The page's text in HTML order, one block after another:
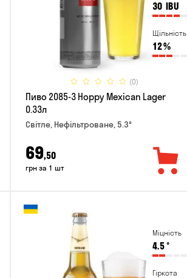
30 IBU
Щільність
12%
(0)
Пиво 2085-3 Hoppy Mexican Lager
0.33л
Світле, Нефільтроване, 5.3°
69,50
грн за 1 шт
Міцність
4.5°
Гіркота